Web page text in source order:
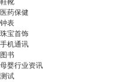
鞋靴
医药保健
钟表
珠宝首饰
手机通讯
图书
母婴行业资讯
测试